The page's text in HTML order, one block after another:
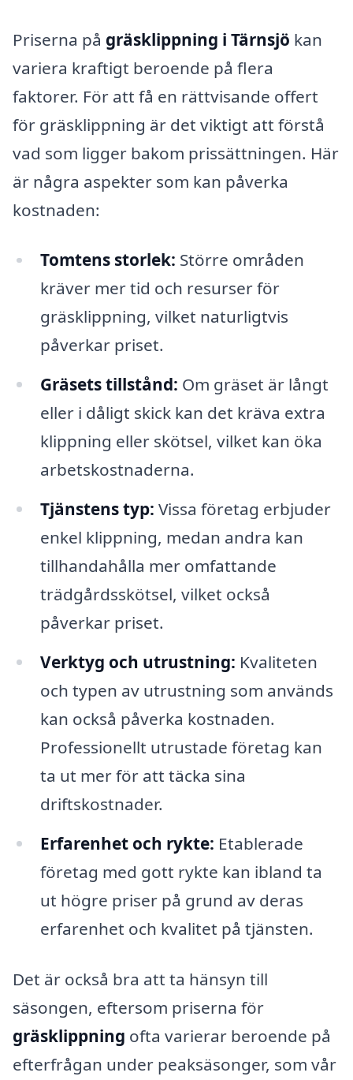
Priserna på gräsklippning i Tärnsjö kan
variera kraftigt beroende på flera
faktorer. För att få en rättvisande offert
för gräsklippning är det viktigt att förstå
vad som ligger bakom prissättningen. Här
är några aspekter som kan påverka
kostnaden:
Tomtens storlek: Större områden
kräver mer tid och resurser för
gräsklippning, vilket naturligtvis
påverkar priset.
Gräsets tillstånd: Om gräset är långt
eller i dåligt skick kan det kräva extra
klippning eller skötsel, vilket kan öka
arbetskostnaderna.
Tjänstens typ: Vissa företag erbjuder
enkel klippning, medan andra kan
tillhandahålla mer omfattande
trädgårdsskötsel, vilket också
påverkar priset.
Verktyg och utrustning: Kvaliteten
och typen av utrustning som används
kan också påverka kostnaden.
Professionellt utrustade företag kan
ta ut mer för att täcka sina
driftskostnader.
Erfarenhet och rykte: Etablerade
företag med gott rykte kan ibland ta
ut högre priser på grund av deras
erfarenhet och kvalitet på tjänsten.
Det är också bra att ta hänsyn till
säsongen, eftersom priserna för
gräsklippning ofta varierar beroende på
efterfrågan under peaksäsonger, som vår